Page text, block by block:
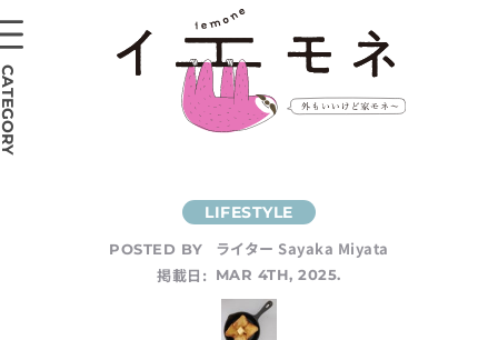
POSTED BY
ライター Sayaka Miyata
掲載日:
MAR 4TH, 2025.